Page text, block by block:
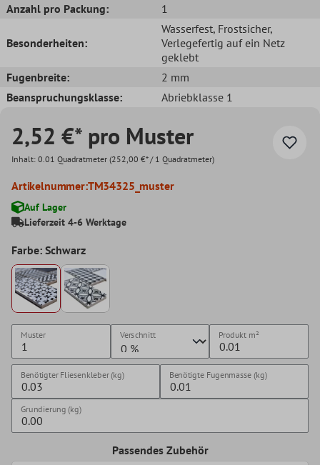
Anzahl pro Packung:
1
Besonderheiten:
Wasserfest, Frostsicher,
Verlegefertig auf ein Netz
geklebt
Fugenbreite:
2 mm
Beanspruchungsklasse:
Abriebklasse 1
2,52 €* pro Muster
Inhalt: 0.01 Quadratmeter (252,00 €* / 1 Quadratmeter)
Artikelnummer:TM34325_muster
Auf Lager
Lieferzeit 4-6 Werktage
Farbe: Schwarz
Muster Verschnitt Produkt m²
Benötigter Fliesenkleber (kg) Benötigte Fugenmasse (kg)
Grundierung (kg)
Passendes Zubehör